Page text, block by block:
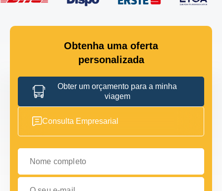
Obtenha uma oferta
personalizada
Obter um orçamento para a minha
viagem
Consulta Empresarial
Nome completo
O seu e-mail